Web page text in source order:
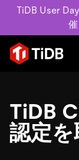
TiDB User
催
プロダクト
MySQL互換の
ラビリティを備
ます。
ユースケース
事例記事
TiDB
認定を